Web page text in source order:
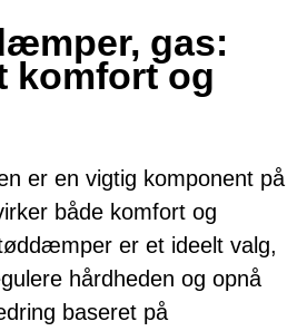
gas:
komfort og
er en vigtig komponent på
både komfort og
er et ideelt valg,
hårdheden og opnå
baseret på